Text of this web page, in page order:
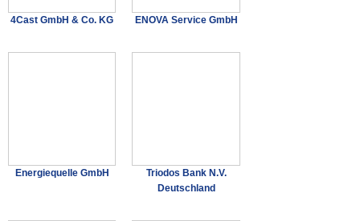
4Cast GmbH & Co. KG ENOVA Service GmbH
Energiequelle GmbH
Triodos Bank N.V.
Deutschland